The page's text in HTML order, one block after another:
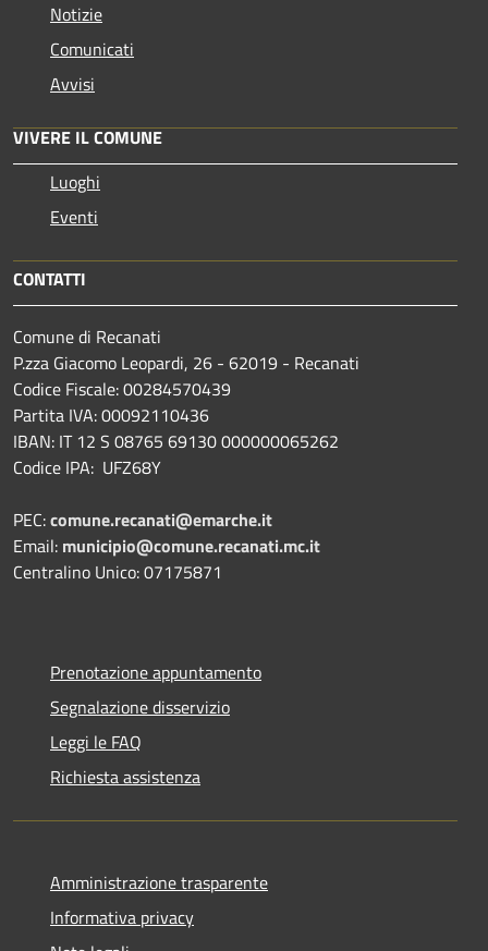
Notizie
Comunicati
Avvisi
VIVERE IL COMUNE
Luoghi
Eventi
CONTATTI
Comune di Recanati
P.zza Giacomo Leopardi, 26 - 62019 - Recanati
Codice Fiscale: 00284570439
Partita IVA: 00092110436
IBAN: IT 12 S 08765 69130 000000065262
Codice IPA: UFZ68Y
PEC:comune.recanati@emarche.it
Email: municipio@comune.recanati.mc.it
Centralino Unico: 07175871
Prenotazione appuntamento
Segnalazione disservizio
Leggi le FAQ
Richiesta assistenza
Amministrazione trasparente
Informativa privacy